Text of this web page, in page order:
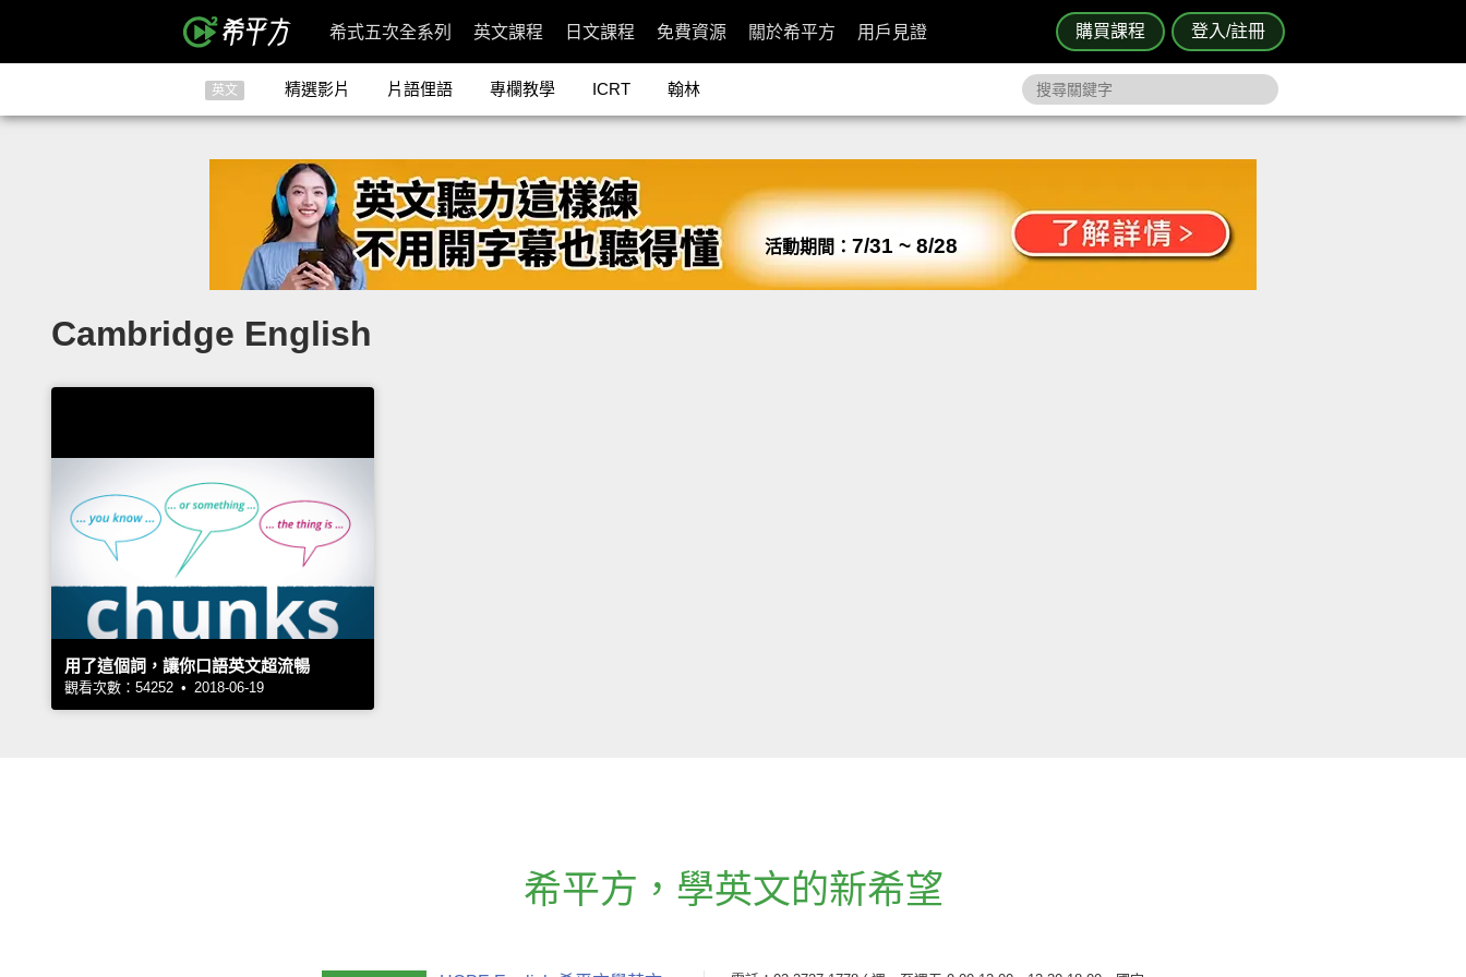
購買課程 登入/註冊
希式五次全系列 英文課程 日文課程 免費資源 關於希平方 用戶見證
英文 精選影片 片語俚語 專欄教學 ICRT 翰林
活動期間： 7/31 ~ 8/28
Cambridge English
用了這個詞，讓你口語英文超流暢
觀看次數：54252 • 2018-06-19
希平方 ， 學英文的新希望